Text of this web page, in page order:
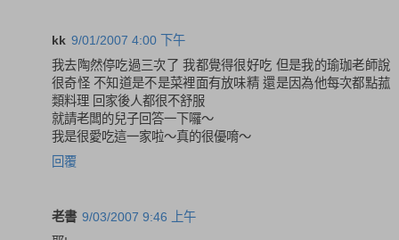
kk 9/01/2007 4:00 下午
我去陶然停吃過三次了 我都覺得很好吃 但是我的瑜珈老師說
很奇怪 不知道是不是菜裡面有放味精 還是因為他每次都點菰
類料理 回家後人都很不舒服
就請老闆的兒子回答一下囉～
我是很愛吃這一家啦～真的很優唷～
回覆
老書 9/03/2007 9:46 上午